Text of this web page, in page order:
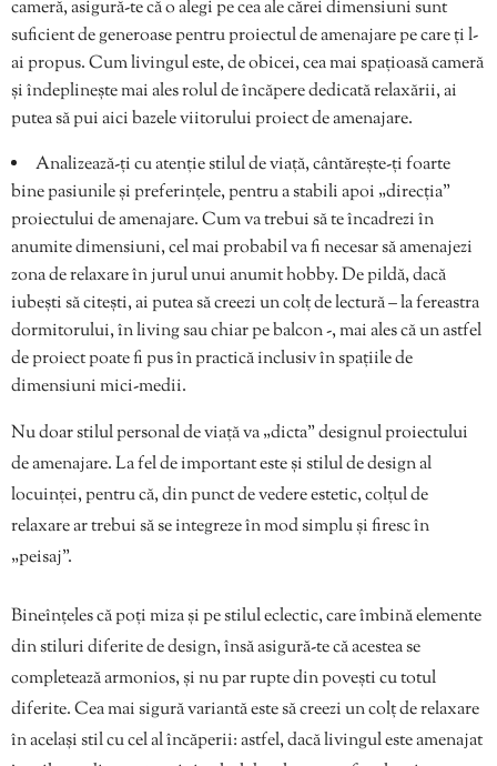
cameră, asigură-te că o alegi pe cea ale cărei dimensiuni sunt
suficient de generoase pentru proiectul de amenajare pe care ți l-
ai propus. Cum livingul este, de obicei, cea mai spațioasă cameră
și îndeplinește mai ales rolul de încăpere dedicată relaxării, ai
putea să pui aici bazele viitorului proiect de amenajare.
Analizează-ți cu atenție stilul de viață, cântărește-ți foarte
bine pasiunile și preferințele, pentru a stabili apoi „direcția”
proiectului de amenajare. Cum va trebui să te încadrezi în
anumite dimensiuni, cel mai probabil va fi necesar să amenajezi
zona de relaxare în jurul unui anumit hobby. De pildă, dacă
iubești să citești, ai putea să creezi un colț de lectură – la fereastra
dormitorului, în living sau chiar pe balcon -, mai ales că un astfel
de proiect poate fi pus în practică inclusiv în spațiile de
dimensiuni mici-medii.
Nu doar stilul personal de viață va „dicta” designul proiectului
de amenajare. La fel de important este și stilul de design al
locuinței, pentru că, din punct de vedere estetic, colțul de
relaxare ar trebui să se integreze în mod simplu și firesc în
„peisaj”.
Bineînțeles că poți miza și pe stilul eclectic, care îmbină elemente
din stiluri diferite de design, însă asigură-te că acestea se
completează armonios, și nu par rupte din povești cu totul
diferite. Cea mai sigură variantă este să creezi un colț de relaxare
în același stil cu cel al încăperii: astfel, dacă livingul este amenajat